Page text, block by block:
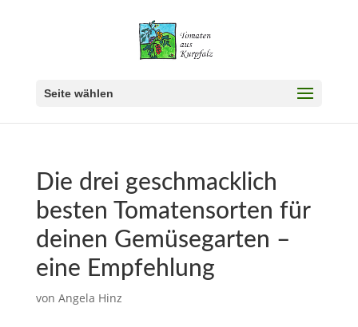
Seite wählen
Die drei geschmacklich
besten Tomatensorten für
deinen Gemüsegarten –
eine Empfehlung
von Angela Hinz